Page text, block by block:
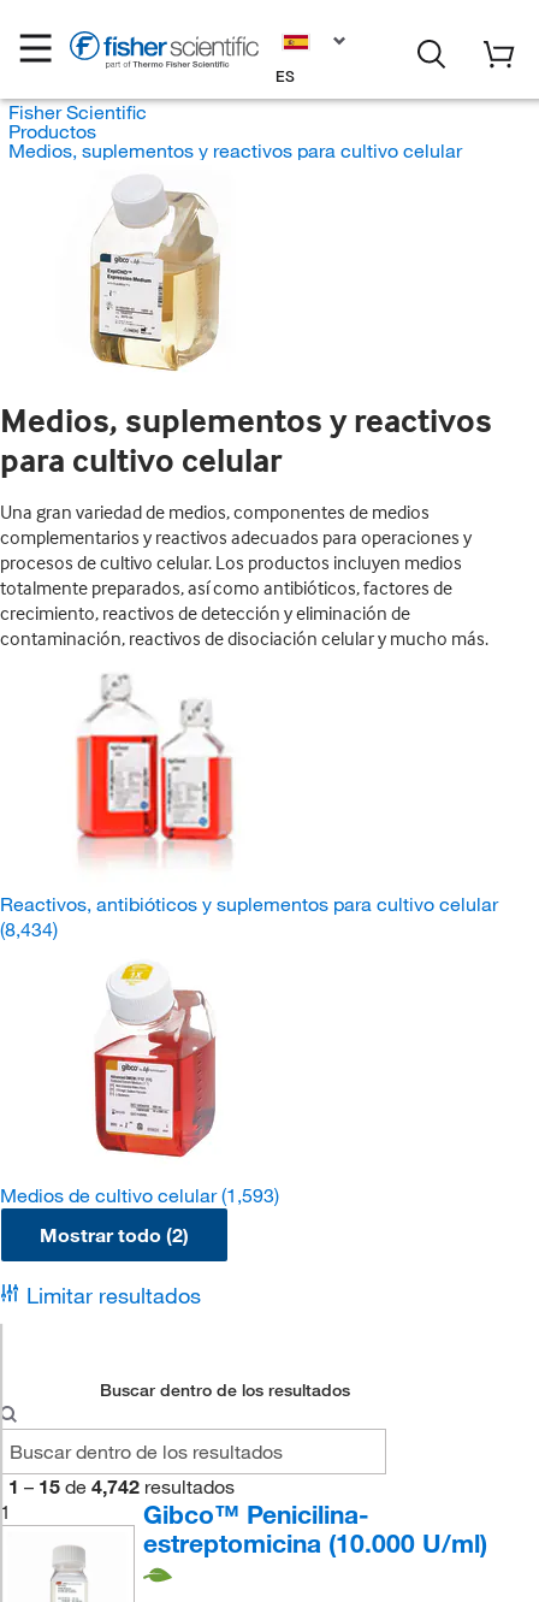
ES
Fisher Scientific
Productos
Medios, suplementos y reactivos para cultivo celular
Medios, suplementos y reactivos
para cultivo celular
Una gran variedad de medios, componentes de medios
complementarios y reactivos adecuados para operaciones y
procesos de cultivo celular. Los productos incluyen medios
totalmente preparados, así como antibióticos, factores de
crecimiento, reactivos de detección y eliminación de
contaminación, reactivos de disociación celular y mucho más.
Reactivos, antibióticos y suplementos para cultivo celular
(8,434)
Medios de cultivo celular(1,593)
Mostrar todo (2)
Limitar resultados
Buscar dentro de los resultados
1 – 15 de 4,742 resultados
1
Gibco™ Penicilina-
estreptomicina (10.000 U/ml)